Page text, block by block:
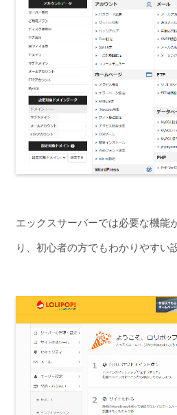
エックスサーバーでは必要な機能
り、初心者の方でもわかりやすい